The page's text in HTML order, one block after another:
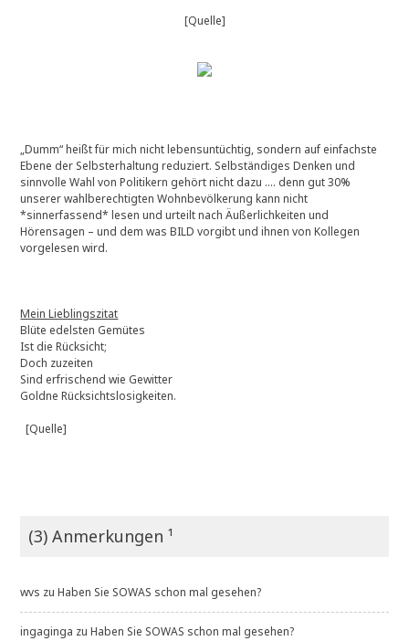
[Quelle]
„Dumm“ heißt für mich nicht lebensuntüchtig, sondern auf einfachste
Ebene der Selbsterhaltung reduziert. Selbständiges Denken und
sinnvolle Wahl von Politikern gehört nicht dazu …. denn gut 30%
unserer wahlberechtigten Wohnbevölkerung kann nicht
*sinnerfassend* lesen und urteilt nach Äußerlichkeiten und
Hörensagen – und dem was BILD vorgibt und ihnen von Kollegen
vorgelesen wird.
Mein Lieblingszitat
Blüte edelsten Gemütes
Ist die Rücksicht;
Doch zuzeiten
Sind erfrischend wie Gewitter
Goldne Rücksichtslosigkeiten.
[Quelle]
(3) Anmerkungen ¹
wvs zuHaben Sie SOWAS schon mal gesehen?
ingaginga zuHaben Sie SOWAS schon mal gesehen?